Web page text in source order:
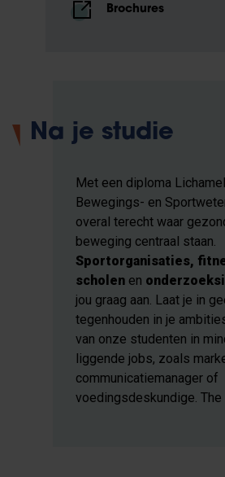
Brochures
Na je studie
Met een diploma
Bewegings- en
overal terecht waar
beweging centraal staan.
Sportorganisaties,
scholen en
jou graag aan. Laat je in
tegenhouden in je
van onze studenten in
liggende jobs, zoals
communicatiemanager of
voedingsdeskundige.